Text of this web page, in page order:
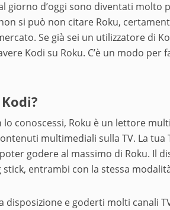
giorno d’oggi sono diventati molto
si può non citare Roku,
Se già sei un utilizzatore di
Kodi su Roku. C’è un modo per
conoscessi, Roku è un lettore
multimediali sulla TV. La tua
godere al massimo di Roku. Il
entrambi con la stessa
disposizione e goderti molti canali